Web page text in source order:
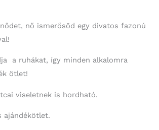
nő ismerősöd egy divatos fazonú
a ruhákat, így minden alkalomra
ötlet!
viseletnek is hordható.
ajándékötlet.